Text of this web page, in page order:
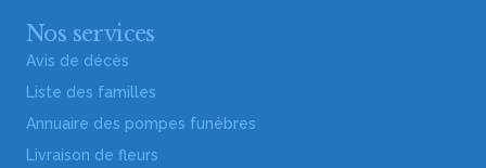
Nos services
Avis de décès
Liste des familles
Annuaire des pompes funèbres
Livraison de fleurs